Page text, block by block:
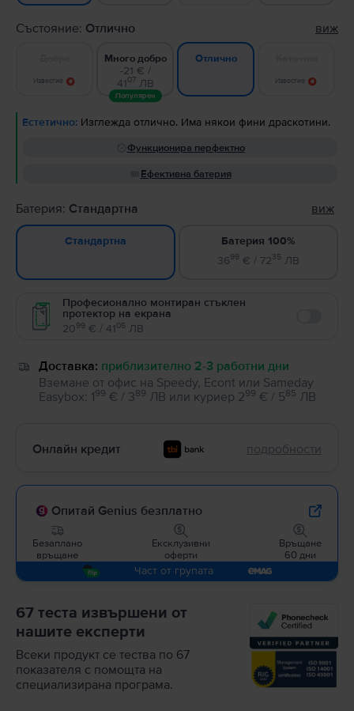
Състояние: Отлично виж
Известие
Много добро
-21 € /
4107 ЛВ
Популярен
Отлично
Известие
Естетично: Изглежда отлично. Има някои фини драскотини.
Функционира перфектно
Ефективна батерия
Батерия: Стандартна виж
Стандартна
Батерия 100%
3699 € / 7235 ЛВ
Професионално монтиран стъклен
протектор на екрана
2099 € / 4105 ЛВ
Доставка: приблизително 2-3 работни дни
Вземане от офис на Speedy, Econt или Sameday
Easybox: 199 € / 389 ЛВ или куриер 299 € / 585 ЛВ
Онлайн кредит подробности
Опитай Genius безплатно
Безаплано
връщане
Ексклузивни
оферти
Връщане
60 дни
Част от групата
67 теста извършени от
нашите експерти
Всеки продукт се тества по 67
показателя с помощта на
специализирана програма.